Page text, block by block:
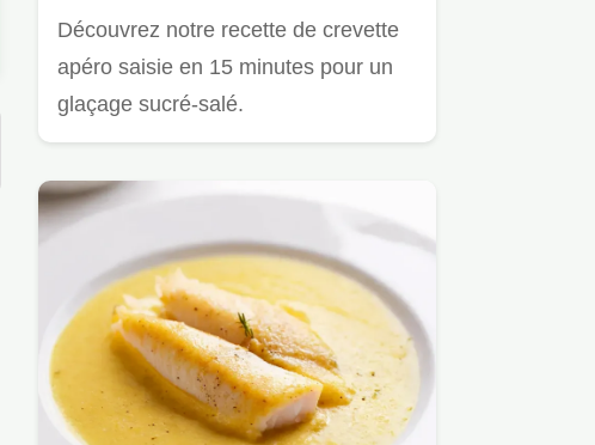
Découvrez notre recette de crevette
apéro saisie en 15 minutes pour un
glaçage sucré-salé.